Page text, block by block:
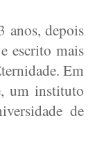
anos, depois
escrito mais
Em
um instituto
de